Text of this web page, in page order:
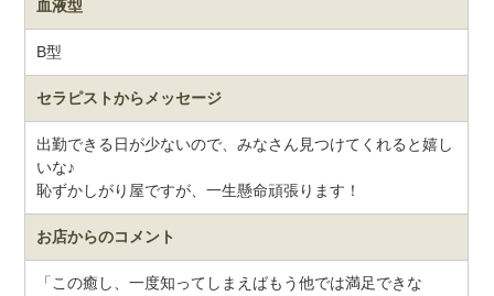
血液型
B型
セラピストから メッセージ
出勤できる日が少ないので、みなさん見つけてくれると嬉し
いな♪
恥ずかしがり屋ですが、一生懸命頑張ります！
お店からのコメント
「この癒し、一度知ってしまえばもう他では満足できな